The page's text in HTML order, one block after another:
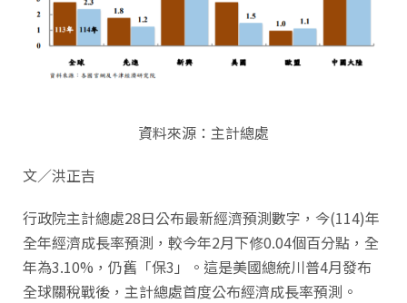
資料來源：主計總處
文／洪正吉
行政院主計總處28日公布最新經濟預測數字，今(114)年
全年經濟成長率預測，較今年2月下修0.04個百分點，全
年為3.10%，仍舊「保3」。這是美國總統川普4月發布
全球關稅戰後，主計總處首度公布經濟成長率預測。